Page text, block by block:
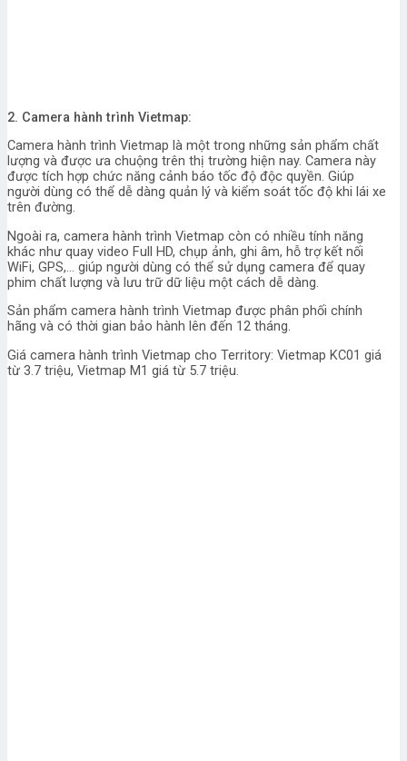
2. Camera hành trình Vietmap:
Camera hành trình Vietmap là một trong những sản phẩm chất
lượng và được ưa chuộng trên thị trường hiện nay. Camera này
được tích hợp chức năng cảnh báo tốc độ độc quyền. Giúp
người dùng có thể dễ dàng quản lý và kiểm soát tốc độ khi lái xe
trên đường.
Ngoài ra, camera hành trình Vietmap còn có nhiều tính năng
khác như quay video Full HD, chụp ảnh, ghi âm, hỗ trợ kết nối
WiFi, GPS,… giúp người dùng có thể sử dụng camera để quay
phim chất lượng và lưu trữ dữ liệu một cách dễ dàng.
Sản phẩm camera hành trình Vietmap được phân phối chính
hãng và có thời gian bảo hành lên đến 12 tháng.
Giá camera hành trình Vietmap cho Territory: Vietmap KC01 giá
từ 3.7 triệu, Vietmap M1 giá từ 5.7 triệu.